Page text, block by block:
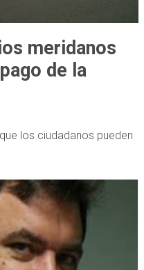
meridanos
de la
los ciudadanos pueden